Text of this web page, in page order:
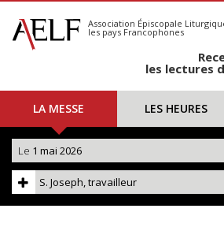
S'abonner
Calendrier
Association Épiscopale
les pays Francophones
les lectures
LA MESSE LES HEURES
Le 1 mai 2026
S. Joseph, travailleur